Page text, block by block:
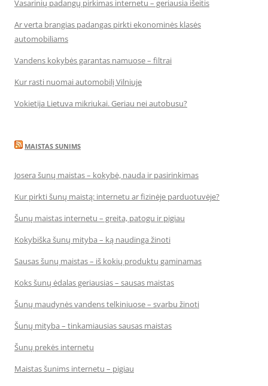
Vasarinių padangų pirkimas internetu – geriausia išeitis
Ar verta brangias padangas pirkti ekonominės klasės
automobiliams
Vandens kokybės garantas namuose – filtrai
Kur rasti nuomai automobilį Vilniuje
Vokietija Lietuva mikriukai. Geriau nei autobusu?
MAISTAS SUNIMS
Josera šunų maistas – kokybė, nauda ir pasirinkimas
Kur pirkti šunų maistą: internetu ar fizinėje parduotuvėje?
Šunų maistas internetu – greita, patogu ir pigiau
Kokybiška šunų mityba – ką naudinga žinoti
Sausas šunų maistas – iš kokių produktų gaminamas
Koks šunų ėdalas geriausias – sausas maistas
Šunų maudynės vandens telkiniuose – svarbu žinoti
Šunų mityba – tinkamiausias sausas maistas
Šunų prekės internetu
Maistas šunims internetu – pigiau